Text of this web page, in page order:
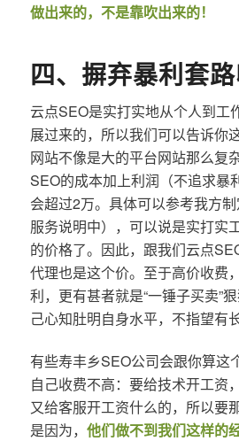
做出来的，不是靠吹出来的！
四、摒弃暴利套
云点SEO是实打实地从个人到工
展过来的，所以我们可以告诉你
网站不像是大的平台网站那么复
SEO的成本加上利润（不追求暴
会超过2万。具体可以参考我方
服务说明中），可以说是实打实
的价格了。因此，跟我们云点
代理也是这个价。至于高价收费
利，更有甚者就是“一锤子买卖”
己心知肚明自身水平，不指望有
有些寿丰乡SEO公司会跟你算这
自己收费不高：要给技术开工资
又给客服开工资什么的，所以要
是因为， 他们做不到我们这样的